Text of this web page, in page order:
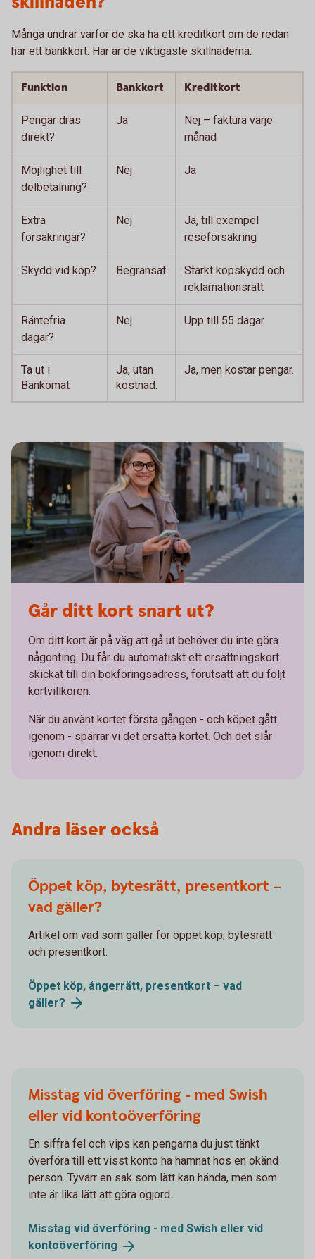
Många undrar varför de ska ha ett kreditkort om de redan
har ett bankkort. Här är de viktigaste skillnaderna:
Funktion Bankkort Kreditkort
Pengar dras
direkt?
Ja
Nej – faktura varje
månad
Möjlighet till
delbetalning?
Nej Ja
Extra
försäkringar?
Nej
Ja, till exempel
reseförsäkring
Skydd vid köp? Begränsat
Starkt köpskydd och
reklamationsrätt
Räntefria
dagar?
Nej Upp till 55 dagar
Ta ut i
Bankomat
Ja, utan
kostnad.
Ja, men kostar pengar.
Går ditt kort snart ut?
Om ditt kort är på väg att gå ut behöver du inte göra
någonting. Du får du automatiskt ett ersättningskort
skickat till din bokföringsadress, förutsatt att du följt
kortvillkoren.
När du använt kortet första gången - och köpet gått
igenom - spärrar vi det ersatta kortet. Och det slår
igenom direkt.
Andra läser också
Öppet köp, bytesrätt, presentkort –
vad gäller?
Artikel om vad som gäller för öppet köp, bytesrätt
och presentkort.
Öppet köp, ångerrätt, presentkort – vad
gäller?
Misstag vid överföring - med Swish
eller vid kontoöverföring
En siffra fel och vips kan pengarna du just tänkt
överföra till ett visst konto ha hamnat hos en okänd
person. Tyvärr en sak som lätt kan hända, men som
inte är lika lätt att göra ogjord.
Misstag vid överföring - med Swish eller vid
kontoöverföring